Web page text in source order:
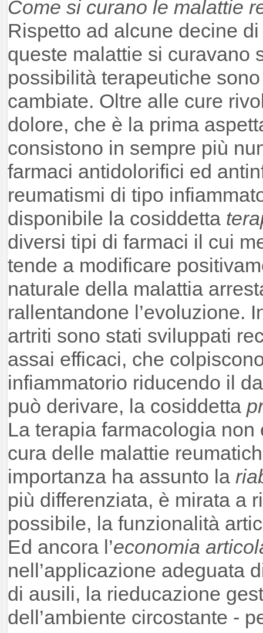
Come si curano le malattie
Rispetto ad alcune decine
queste malattie si curavano
possibilità terapeutiche
cambiate. Oltre alle cure
dolore, che è la prima
consistono in sempre più
farmaci antidolorifici ed
reumatismi di tipo
disponibile la cosiddetta
diversi tipi di farmaci il cui
tende a modificare
naturale della malattia
rallentandone l’evoluzione.
artriti sono stati sviluppati
assai efficaci, che
infiammatorio riducendo il
può derivare, la cosiddetta
La terapia farmacologia non
cura delle malattie
importanza ha assunto la
più differenziata, è mirata a
possibile, la funzionalità
Ed ancora l’economia
nell’applicazione adeguata
di ausili, la rieducazione
dell’ambiente circostante -